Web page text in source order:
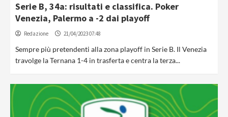
Serie B, 34a: risultati e classifica. Poker
Venezia, Palermo a -2 dai playoff
Redazione 21/04/2023 07:48
Sempre più pretendenti alla zona playoff in Serie B. Il Venezia
travolge la Ternana 1-4 in trasferta e centra la terza...